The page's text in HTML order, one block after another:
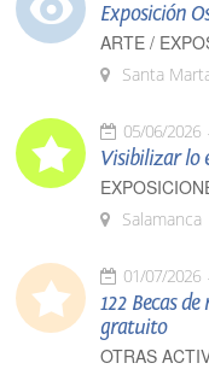
Exposición
ARTE /
Santa
05/06/2026
Visibilizar lo
Salamanca
01/07/2026
122 Becas
gratuito
OTRAS